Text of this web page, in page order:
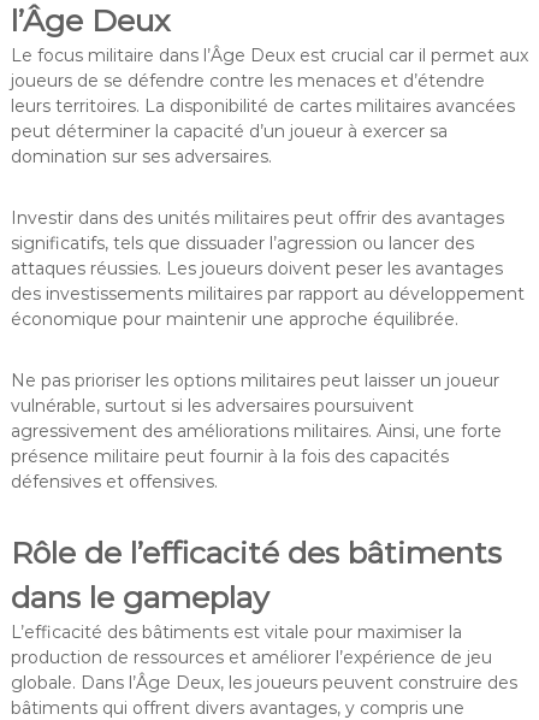
l’Âge Deux
Le focus militaire dans l’Âge Deux est crucial car il permet aux
joueurs de se défendre contre les menaces et d’étendre
leurs territoires. La disponibilité de cartes militaires avancées
peut déterminer la capacité d’un joueur à exercer sa
domination sur ses adversaires.
Investir dans des unités militaires peut offrir des avantages
significatifs, tels que dissuader l’agression ou lancer des
attaques réussies. Les joueurs doivent peser les avantages
des investissements militaires par rapport au développement
économique pour maintenir une approche équilibrée.
Ne pas prioriser les options militaires peut laisser un joueur
vulnérable, surtout si les adversaires poursuivent
agressivement des améliorations militaires. Ainsi, une forte
présence militaire peut fournir à la fois des capacités
défensives et offensives.
Rôle de l’efficacité des bâtiments
dans le gameplay
L’efficacité des bâtiments est vitale pour maximiser la
production de ressources et améliorer l’expérience de jeu
globale. Dans l’Âge Deux, les joueurs peuvent construire des
bâtiments qui offrent divers avantages, y compris une